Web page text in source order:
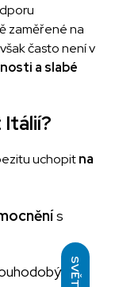
zaměřené na
často není v
a slabé
Itálií?
uchopitna
s